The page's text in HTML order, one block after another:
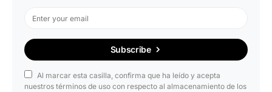
Subscribe
Al marcar esta casilla, confirma que ha leído y acepta
nuestros términos de uso con respecto al almacenamiento de los